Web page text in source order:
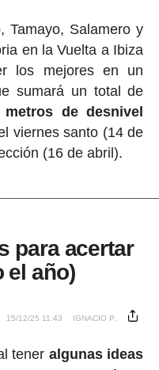
Tamayo, Salamero y
en la Vuelta a Ibiza
los mejores en un
sumará un total de
de desnivel
viernes santo (14 de
(16 de abril).
para acertar
el año)
15/12/25 11:43 IGNACIO P.
tener algunas ideas